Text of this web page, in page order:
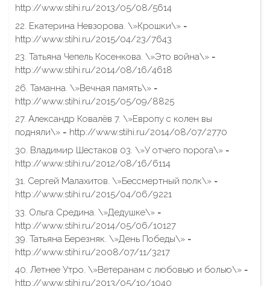
http://www.stihi.ru/2013/05/08/5614
22. Екатерина Невзорова. \»Крошки\» =
http://www.stihi.ru/2015/04/23/7643
23. Татьяна Чепель Косенкова. \»Это война\» =
http://www.stihi.ru/2014/08/16/4618
26. Таманна. \»Вечная память\» =
http://www.stihi.ru/2015/05/09/8825
27. Александр Ковалёв 7. \»Европу с колен вы
подняли\» = http://www.stihi.ru/2014/08/07/2770
30. Владимир Шестаков 03. \»У отчего порога\» =
http://www.stihi.ru/2012/08/16/6114
31. Сергей Малахитов. \»Бессмертный полк\» =
http://www.stihi.ru/2015/04/06/9221
33. Ольга Средина. \»Дедушке\» =
http://www.stihi.ru/2014/05/06/10127
39. Татьяна Березняк. \»День Победы\» =
http://www.stihi.ru/2008/07/11/3217
40. Летнее Утро. \»Ветеранам с любовью и болью\» =
http://www.stihi.ru/2013/05/10/1040